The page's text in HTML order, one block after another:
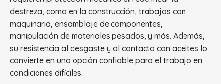
destreza, como en la construcción, trabajos con
maquinaria, ensamblaje de componentes,
manipulación de materiales pesados, y más. Además,
su resistencia al desgaste y al contacto con aceites lo
convierte en una opción confiable para el trabajo en
condiciones difíciles.